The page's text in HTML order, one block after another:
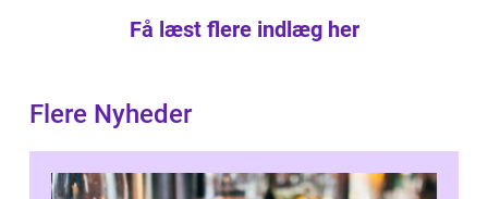
Få læst flere indlæg her
Flere Nyheder